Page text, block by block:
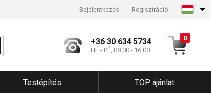
Bejelentkezés Regisztráció
+36 30 634 5734
HÉ - PÉ, 08:00 - 16:00
0
Testépítés TOP ajánlat